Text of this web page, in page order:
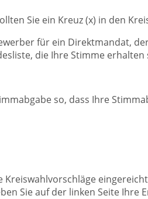
Sie ein Kreuz (x) in den
für ein Direktmandat,
die Ihre Stimme erhalten
so, dass Ihre
Sie auf der linken Seite